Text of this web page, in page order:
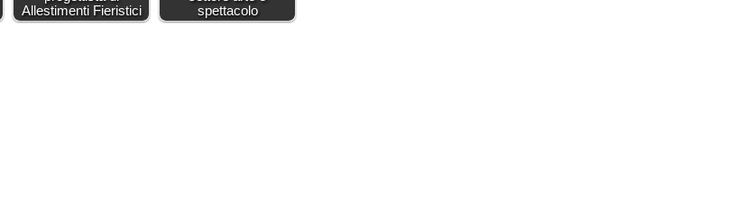
Allestimenti Fieristici
spettacolo